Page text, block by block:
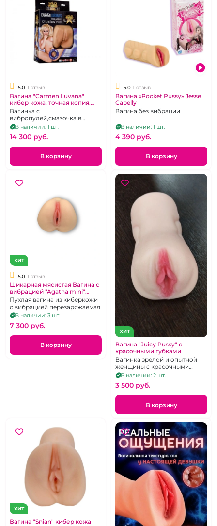
5.0 1 отзыв
Вагина "Carmen Luvana"
кибер кожа, точная копия.
США.
Вагинка с
вибропулей,смазочка в
комплекте
В наличии: 1 шт.
14 300 pуб.
В корзину
5.0 1 отзыв
Вагина «Pocket Pussy» Jesse
Capelly
Вагина без вибрации
В наличии: 1 шт.
4 390 pуб.
В корзину
ХИТ
5.0 1 отзыв
Шикарная мясистая Вагина с
вибрацией "Agatha mini"
кибер кожа
Пухлая вагина из киберкожи
с вибрацией перезаряжаемая
В наличии: 3 шт.
7 300 pуб.
В корзину
ХИТ
Вагина "Juicy Pussy" с
красочными губками
Вагинка зрелой и опытной
женщины с красочными
губками, с не обычным
рельефом половых губ и
спиральным рельефом
внутри
В наличии: 2 шт.
3 500 pуб.
В корзину
ХИТ
Вагина "Snian" кибер кожа